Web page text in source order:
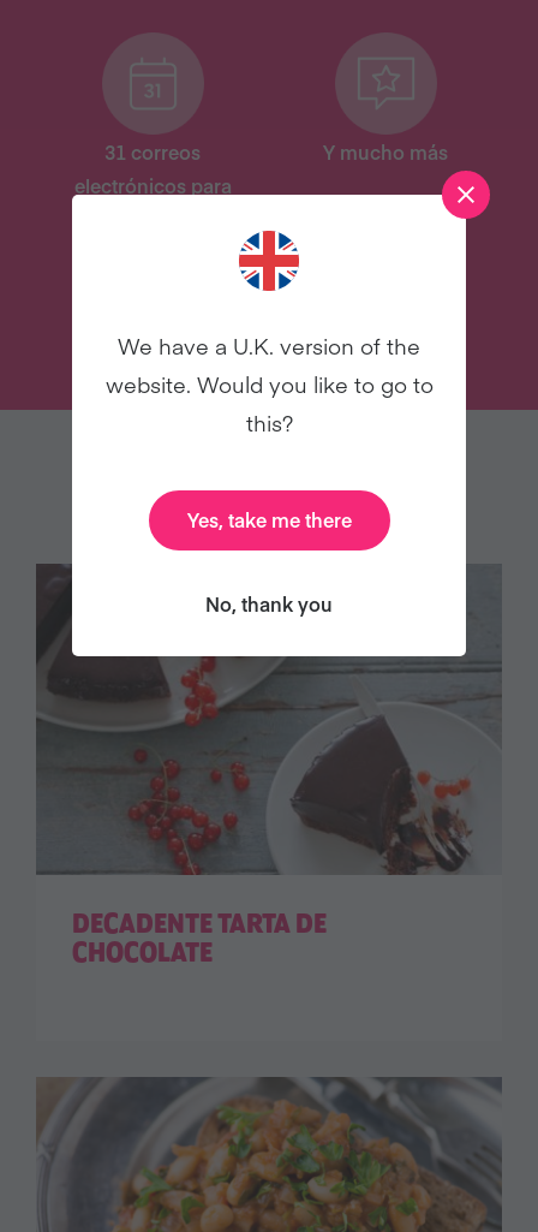
31 correos
electrónicos para
Y mucho más
TAMBIÉN TE PUEDE GUSTAR
DECADENTE TARTA DE
CHOCOLATE
We have a U.K. version of the
website. Would you like to go to
this?
Yes, take me there
No, thank you